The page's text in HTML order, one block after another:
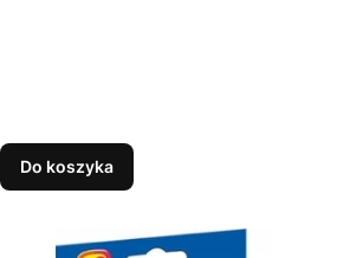
Do koszyka